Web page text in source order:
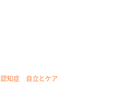
認知症 自立とケア